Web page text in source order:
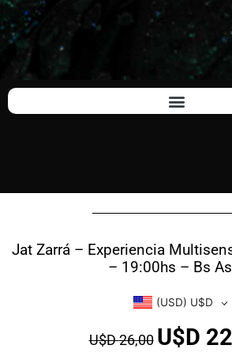
Jat Zarrá – Experiencia
– 19:00hs – Bs
(USD) U$D
U$D26,00 U$D